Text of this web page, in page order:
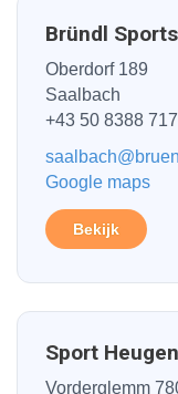
Bründl
Oberdorf 189
Saalbach
+43 50 8388
Google maps
Bekijk
Sport
Vorderglemm